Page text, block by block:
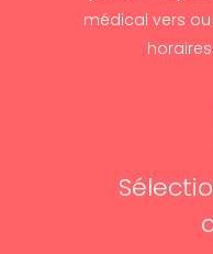
médical vers